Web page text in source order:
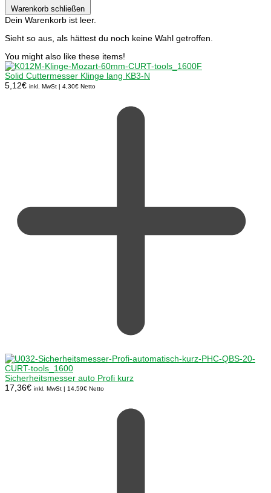
Warenkorb schließen
Dein Warenkorb ist leer.
Sieht so aus, als hättest du noch keine Wahl getroffen.
You might also like these items!
Solid Cuttermesser Klinge lang KB3-N
5,12€ inkl. MwSt | 4,30€ Netto
Sicherheitsmesser auto Profi kurz
17,36€ inkl. MwSt | 14,59€ Netto